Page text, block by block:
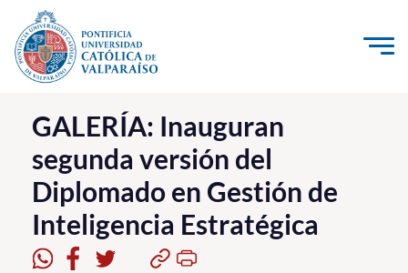
Click acá para ir directamente al contenido
La Universidad
Investigación, Creación e Innovación
PUCV Internacional
Vinculación con el Medio
GALERÍA: Inauguran
segunda versión del
Diplomado en Gestión de
Inteligencia Estratégica